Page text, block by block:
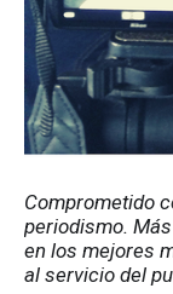
Comprometido
periodismo.
en los mejores
al servicio del